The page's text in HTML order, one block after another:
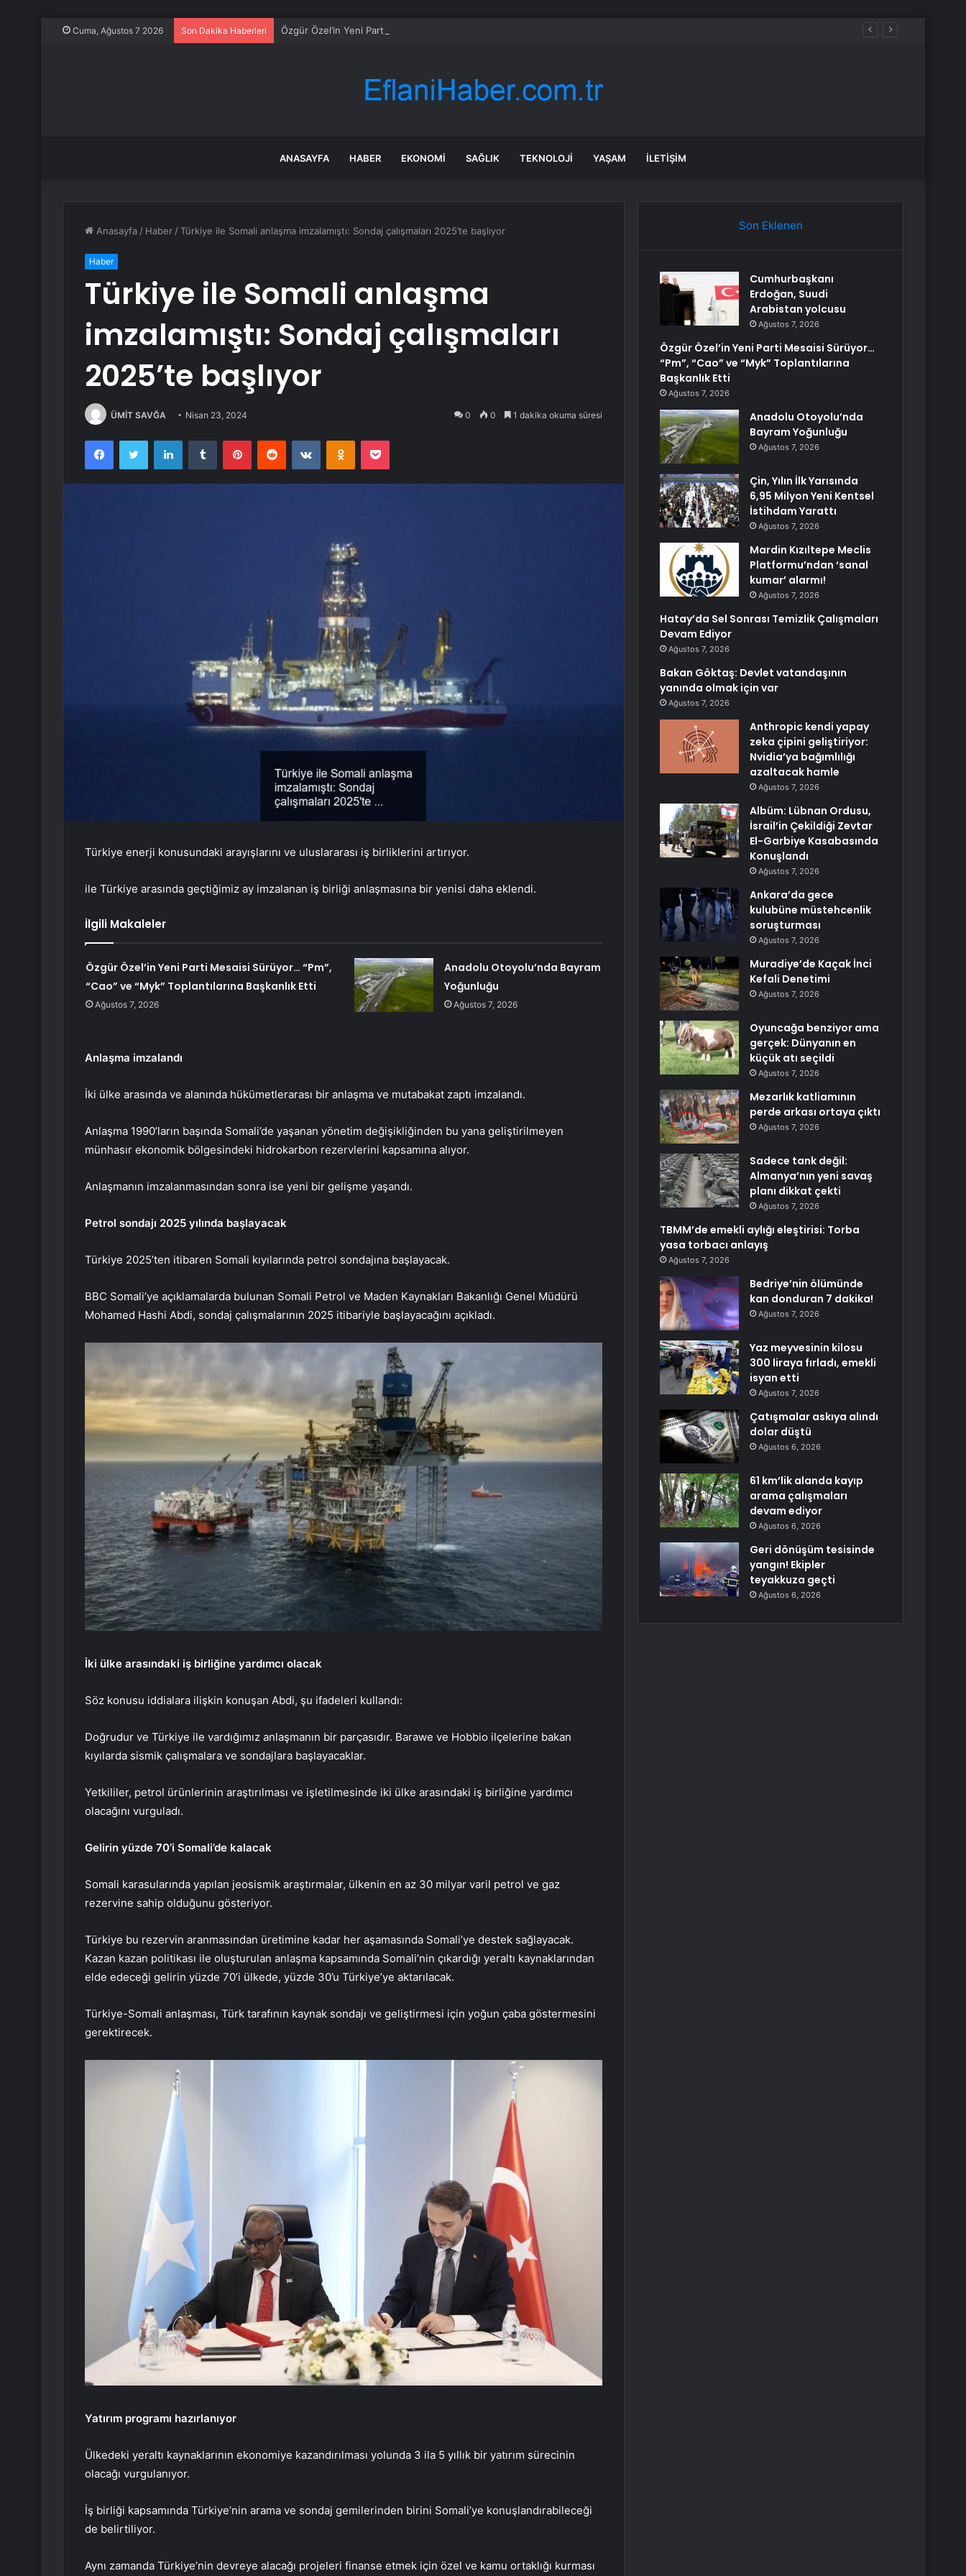
Cuma, Ağustos 7 2026 Son Dakika Haberleri Özgür Özel’in Yeni Parti Mesaisi Sürüyor… “Pm”, “Cao” ve “Myk” Toplantılarına Başkanlık Etti
ANASAYFA HABER EKONOMI SAĞLIK TEKNOLOJI YAŞAM İLETIŞIM
Anasayfa / Haber /Türkiye ile Somali anlaşma imzalamıştı: Sondaj çalışmaları 2025’te başlıyor
Haber
Türkiye ile Somali anlaşma
imzalamıştı: Sondaj çalışmaları
2025’te başlıyor
ÜMİT SAVĞA Nisan 23, 2024 0 0 1 dakika okuma süresi
FacebookTwitter LinkedInTumblr PinterestReddit VKontakteOdnoklassniki
Pocket
Türkiye enerji konusundaki arayışlarını ve uluslararası iş birliklerini artırıyor.
ile Türkiye arasında geçtiğimiz ay imzalanan iş birliği anlaşmasına bir yenisi daha eklendi.
İlgili Makaleler
Özgür Özel’in Yeni Parti Mesaisi Sürüyor… “Pm”,
“Cao” ve “Myk” Toplantılarına Başkanlık Etti
Ağustos 7, 2026
Anadolu Otoyolu’nda Bayram
Yoğunluğu
Ağustos 7, 2026
Anlaşma imzalandı
İki ülke arasında ve alanında hükümetlerarası bir anlaşma ve mutabakat zaptı imzalandı.
Anlaşma 1990’ların başında Somali’de yaşanan yönetim değişikliğinden bu yana geliştirilmeyen
münhasır ekonomik bölgesindeki hidrokarbon rezervlerini kapsamına alıyor.
Anlaşmanın imzalanmasından sonra ise yeni bir gelişme yaşandı.
Petrol sondajı 2025 yılında başlayacak
Türkiye 2025’ten itibaren Somali kıyılarında petrol sondajına başlayacak.
BBC Somali’ye açıklamalarda bulunan Somali Petrol ve Maden Kaynakları Bakanlığı Genel Müdürü
Mohamed Hashi Abdi, sondaj çalışmalarının 2025 itibariyle başlayacağını açıkladı.
İki ülke arasındaki iş birliğine yardımcı olacak
Söz konusu iddialara ilişkin konuşan Abdi, şu ifadeleri kullandı:
Doğrudur ve Türkiye ile vardığımız anlaşmanın bir parçasıdır. Barawe ve Hobbio ilçelerine bakan
kıyılarda sismik çalışmalara ve sondajlara başlayacaklar.
Yetkililer, petrol ürünlerinin araştırılması ve işletilmesinde iki ülke arasındaki iş birliğine yardımcı
olacağını vurguladı.
Gelirin yüzde 70’i Somali’de kalacak
Somali karasularında yapılan jeosismik araştırmalar, ülkenin en az 30 milyar varil petrol ve gaz
rezervine sahip olduğunu gösteriyor.
Türkiye bu rezervin aranmasından üretimine kadar her aşamasında Somali’ye destek sağlayacak.
Kazan kazan politikası ile oluşturulan anlaşma kapsamında Somali’nin çıkardığı yeraltı kaynaklarından
elde edeceği gelirin yüzde 70’i ülkede, yüzde 30’u Türkiye’ye aktarılacak.
Türkiye-Somali anlaşması, Türk tarafının kaynak sondajı ve geliştirmesi için yoğun çaba göstermesini
gerektirecek.
Yatırım programı hazırlanıyor
Ülkedeki yeraltı kaynaklarının ekonomiye kazandırılması yolunda 3 ila 5 yıllık bir yatırım sürecinin
olacağı vurgulanıyor.
İş birliği kapsamında Türkiye’nin arama ve sondaj gemilerinden birini Somali’ye konuşlandırabileceği
de belirtiliyor.
Aynı zamanda Türkiye’nin devreye alacağı projeleri finanse etmek için özel ve kamu ortaklığı kurması
Son Eklenen
Cumhurbaşkanı
Erdoğan, Suudi
Arabistan yolcusu
Ağustos 7, 2026
Özgür Özel’in Yeni Parti Mesaisi Sürüyor…
“Pm”, “Cao” ve “Myk” Toplantılarına
Başkanlık Etti
Ağustos 7, 2026
Anadolu Otoyolu’nda
Bayram Yoğunluğu
Ağustos 7, 2026
Çin, Yılın İlk Yarısında
6,95 Milyon Yeni Kentsel
İstihdam Yarattı
Ağustos 7, 2026
Mardin Kızıltepe Meclis
Platformu’ndan ‘sanal
kumar’ alarmı!
Ağustos 7, 2026
Hatay’da Sel Sonrası Temizlik Çalışmaları
Devam Ediyor
Ağustos 7, 2026
Bakan Göktaş: Devlet vatandaşının
yanında olmak için var
Ağustos 7, 2026
Anthropic kendi yapay
zeka çipini geliştiriyor:
Nvidia’ya bağımlılığı
azaltacak hamle
Ağustos 7, 2026
Albüm: Lübnan Ordusu,
İsrail’in Çekildiği Zevtar
El-Garbiye Kasabasında
Konuşlandı
Ağustos 7, 2026
Ankara’da gece
kulubüne müstehcenlik
soruşturması
Ağustos 7, 2026
Muradiye’de Kaçak İnci
Kefali Denetimi
Ağustos 7, 2026
Oyuncağa benziyor ama
gerçek: Dünyanın en
küçük atı seçildi
Ağustos 7, 2026
Mezarlık katliamının
perde arkası ortaya çıktı
Ağustos 7, 2026
Sadece tank değil:
Almanya’nın yeni savaş
planı dikkat çekti
Ağustos 7, 2026
TBMM’de emekli aylığı eleştirisi: Torba
yasa torbacı anlayış
Ağustos 7, 2026
Bedriye’nin ölümünde
kan donduran 7 dakika!
Ağustos 7, 2026
Yaz meyvesinin kilosu
300 liraya fırladı, emekli
isyan etti
Ağustos 7, 2026
Çatışmalar askıya alındı
dolar düştü
Ağustos 6, 2026
61 km’lik alanda kayıp
arama çalışmaları
devam ediyor
Ağustos 6, 2026
Geri dönüşüm tesisinde
yangın! Ekipler
teyakkuza geçti
Ağustos 6, 2026